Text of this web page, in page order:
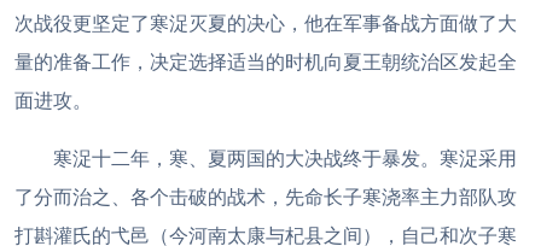
次战役更坚定了寒浞灭夏的决心，他在军事备战方面做了大
量的准备工作，决定选择适当的时机向夏王朝统治区发起全
面进攻。
寒浞十二年，寒、夏两国的大决战终于暴发。寒浞采用
了分而治之、各个击破的战术，先命长子寒浇率主力部队攻
打斟灌氏的弋邑（今河南太康与杞县之间），自己和次子寒